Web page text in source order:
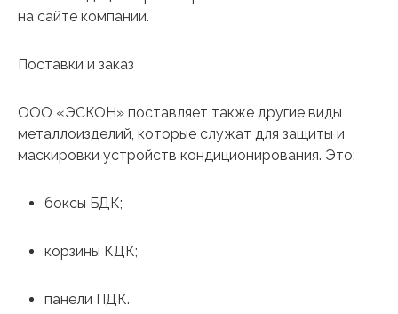
на сайте компании.
Поставки и заказ
ООО «ЭСКОН» поставляет также другие виды
металлоизделий, которые служат для защиты и
маскировки устройств кондиционирования. Это:
боксы БДК;
корзины КДК;
панели ПДК.